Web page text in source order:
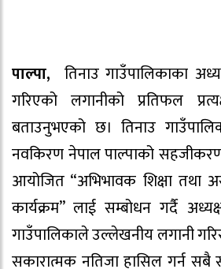
पाल्पा, तिनाउ गाउँपालिकाका
गरिएको लगानीको प्रतिफल
बताउनुभएको छ। तिनाउ
नवकिरण नेपाल पाल्पाको
आयोजित “अभिभावक शिक्षा
कार्यक्रम” लाई सम्बोधन गर्दै अध्यक्ष
गाउँपालिकाले उल्लेखनीय लगानी
सकारात्मक नतिजा हासिल गर्न सबै